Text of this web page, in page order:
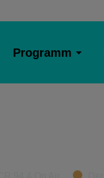
Programm